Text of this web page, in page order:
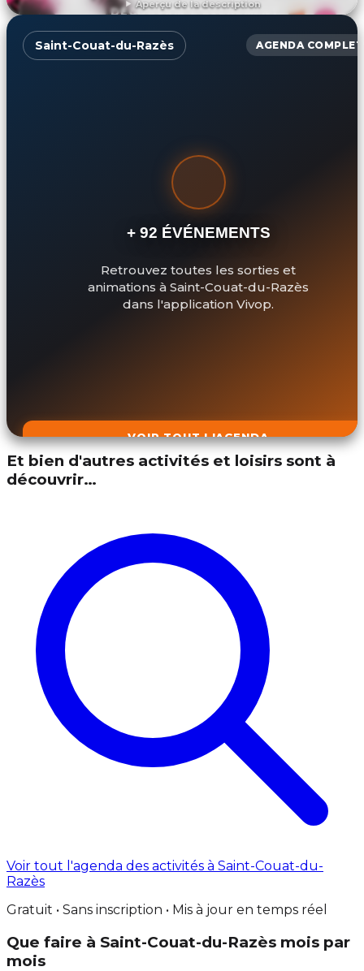
Aperçu de la description
DÉCOUVRIR L'ÉVÉNEMENT
Saint-Couat-du-Razès AGENDA COMPLET
+ 92 ÉVÉNEMENTS
Retrouvez toutes les sorties et
animations à Saint-Couat-du-Razès
dans l'application Vivop.
VOIR TOUT L'AGENDA
Et bien d'autres activités et loisirs sont à
découvrir…
Voir tout l'agenda des activités à Saint-Couat-du-
Razès
Gratuit • Sans inscription • Mis à jour en temps réel
Que faire à Saint-Couat-du-Razès mois par
mois